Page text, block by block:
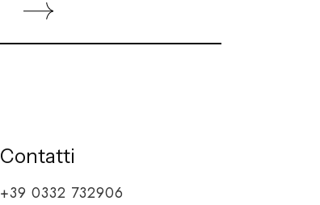
Contatti
+39 0332 732906